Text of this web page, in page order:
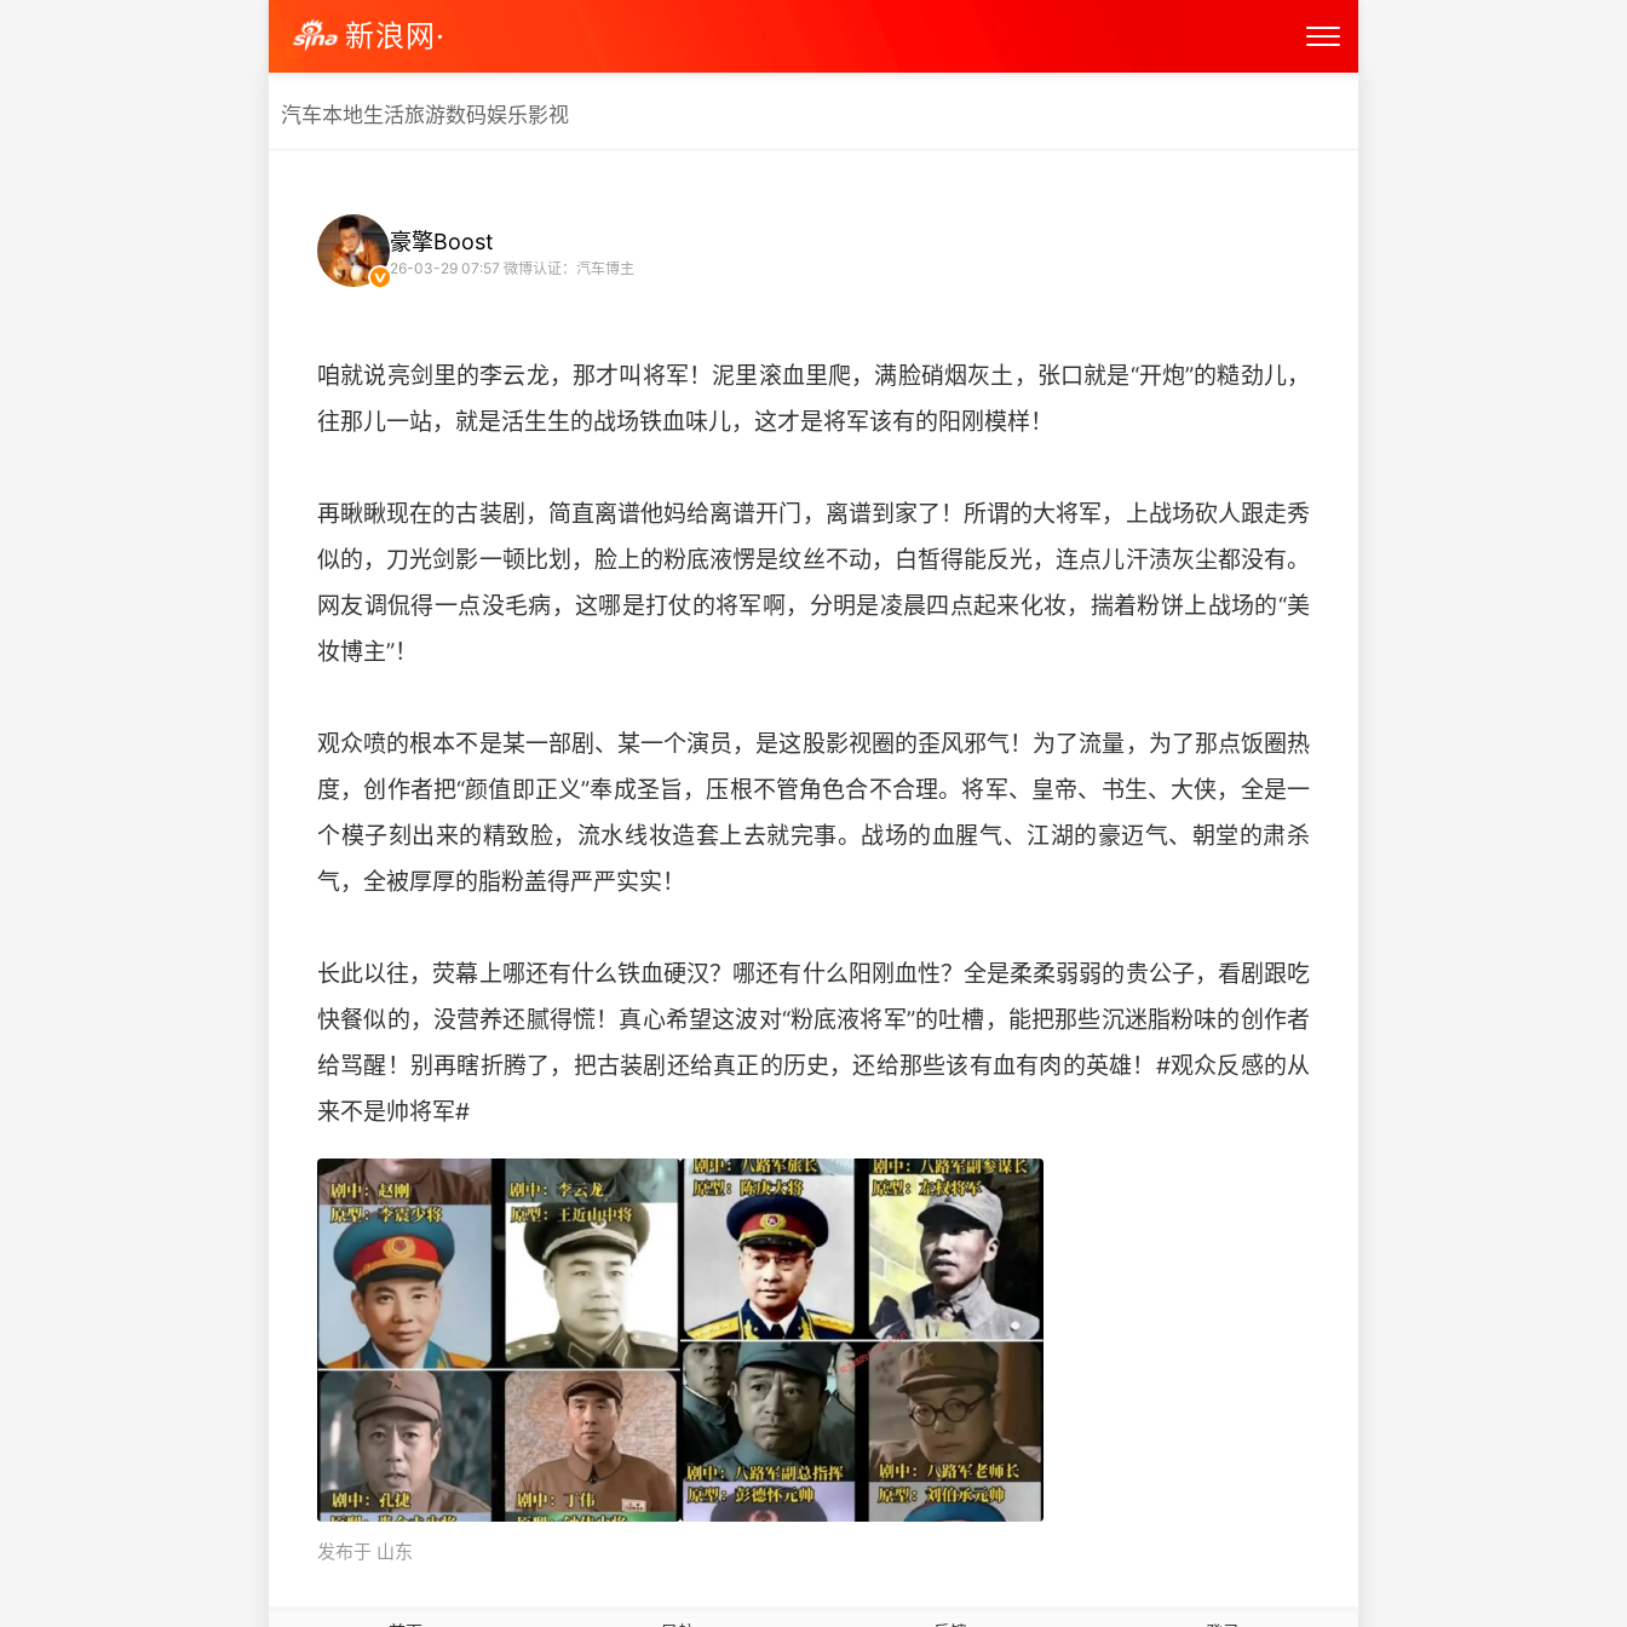
新浪网·
汽车本地生活旅游数码娱乐影视
豪擎Boost
26-03-29 07:57 微博认证：汽车博主
咱就说亮剑里的李云龙，那才叫将军！泥里滚血里爬，满脸硝烟灰土，张口就是“开炮”的糙劲儿，
往那儿一站，就是活生生的战场铁血味儿，这才是将军该有的阳刚模样！
再瞅瞅现在的古装剧，简直离谱他妈给离谱开门，离谱到家了！所谓的大将军，上战场砍人跟走秀
似的，刀光剑影一顿比划，脸上的粉底液愣是纹丝不动，白皙得能反光，连点儿汗渍灰尘都没有。
网友调侃得一点没毛病，这哪是打仗的将军啊，分明是凌晨四点起来化妆，揣着粉饼上战场的“美
妆博主”！
观众喷的根本不是某一部剧、某一个演员，是这股影视圈的歪风邪气！为了流量，为了那点饭圈热
度，创作者把“颜值即正义”奉成圣旨，压根不管角色合不合理。将军、皇帝、书生、大侠，全是一
个模子刻出来的精致脸，流水线妆造套上去就完事。战场的血腥气、江湖的豪迈气、朝堂的肃杀
气，全被厚厚的脂粉盖得严严实实！
长此以往，荧幕上哪还有什么铁血硬汉？哪还有什么阳刚血性？全是柔柔弱弱的贵公子，看剧跟吃
快餐似的，没营养还腻得慌！真心希望这波对“粉底液将军”的吐槽，能把那些沉迷脂粉味的创作者
给骂醒！别再瞎折腾了，把古装剧还给真正的历史，还给那些该有血有肉的英雄！#观众反感的从
来不是帅将军#
发布于 山东